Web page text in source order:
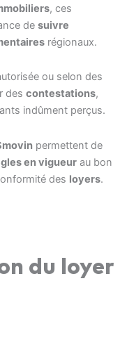
, ces
de suivre
régionaux.
ou selon des
des contestations,
indûment perçus.
permettent de
en vigueur au bon
des loyers.
du loyer